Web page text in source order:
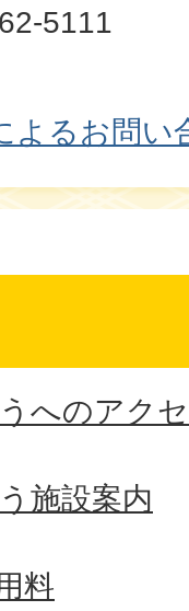
5111
よるお問い
へのアク
施設案内
料